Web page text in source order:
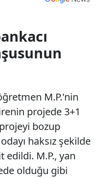
M.P.'nin
projede 3+1
bozup
haksız şekilde
edildi. M.P., yan
olduğu gibi